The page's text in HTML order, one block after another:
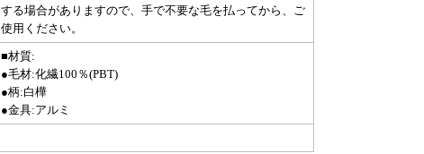
する場合がありますので、手で不要な毛を払ってから、ご
使用ください。
■材質:
●毛材:化繊100％(PBT)
●柄:白樺
●金具:アルミ